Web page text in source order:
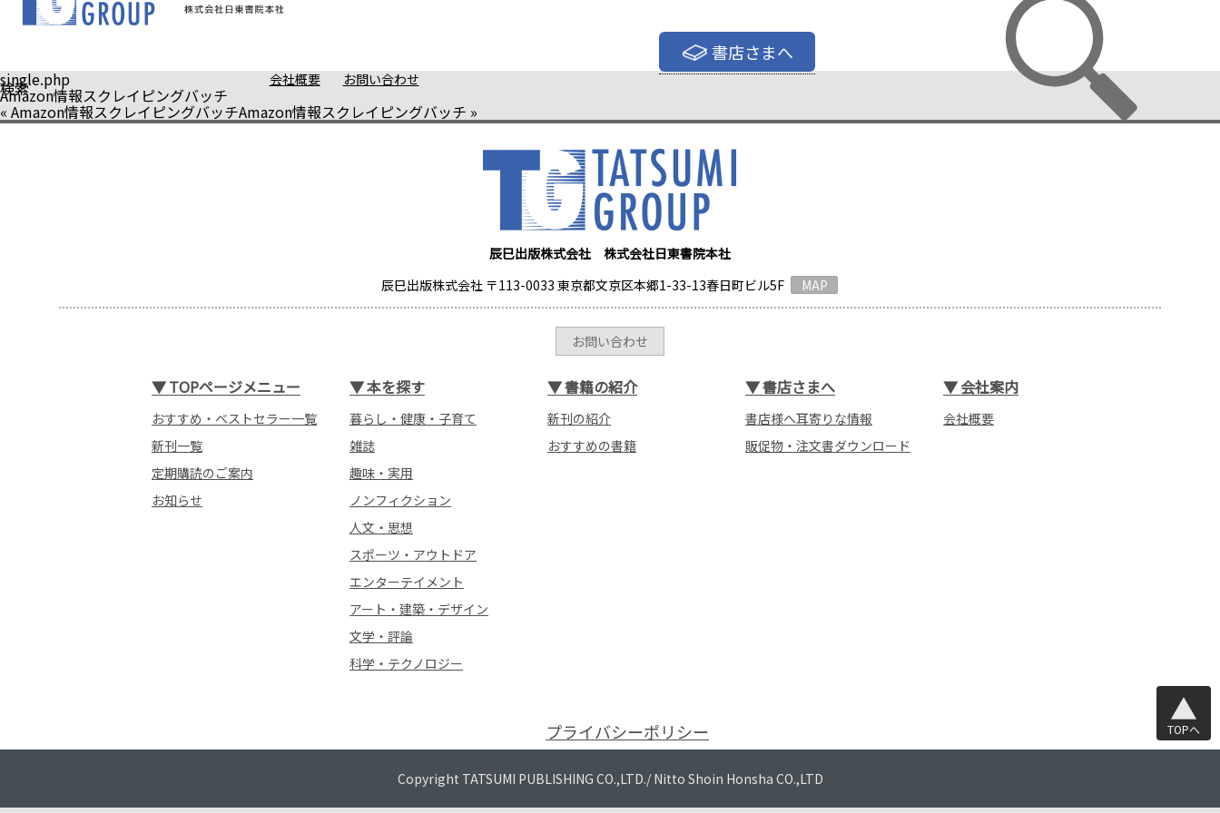
書店さまへ
会社概要 お問い合わせ
検索
single.php
Amazon情報スクレイピングバッチ
« Amazon情報スクレイピングバッチAmazon情報スクレイピングバッチ »
辰巳出版株式会社 株式会社日東書院本社
辰巳出版株式会社 〒113-0033 東京都文京区本郷1-33-13春日町ビル5F
MAP
お問い合わせ
▼TOPページメニュー
おすすめ・ベストセラー一覧
新刊一覧
定期購読のご案内
お知らせ
▼本を探す
暮らし・健康・子育て
雑誌
趣味・実用
ノンフィクション
人文・思想
スポーツ・アウトドア
エンターテイメント
アート・建築・デザイン
文学・評論
科学・テクノロジー
▼書籍の紹介
新刊の紹介
おすすめの書籍
▼書店さまへ
書店様へ耳寄りな情報
販促物・注文書ダウンロード
▼会社案内
会社概要
プライバシーポリシー TOPへ
Copyright TATSUMI PUBLISHING CO.,LTD./ Nitto Shoin Honsha CO.,LTD